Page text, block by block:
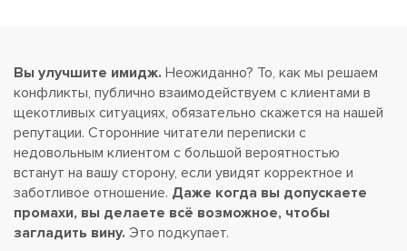
Вы улучшите имидж. Неожиданно? То, как мы решаем
конфликты, публично взаимодействуем с клиентами в
щекотливых ситуациях, обязательно скажется на нашей
репутации. Сторонние читатели переписки с
недовольным клиентом с большой вероятностью
встанут на вашу сторону, если увидят корректное и
заботливое отношение. Даже когда вы допускаете
промахи, вы делаете всё возможное, чтобы
загладить вину. Это подкупает.